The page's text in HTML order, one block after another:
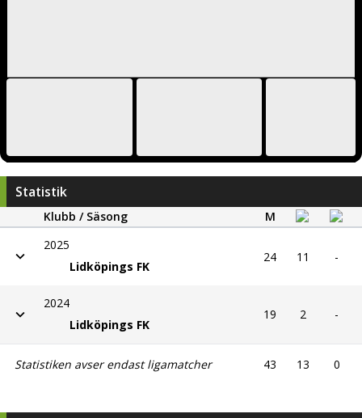
Statistik
Klubb / Säsong
M
2025
Lidköpings FK
24 11 -
2024
Lidköpings FK
19 2 -
Statistiken avser endast ligamatcher 43 13 0